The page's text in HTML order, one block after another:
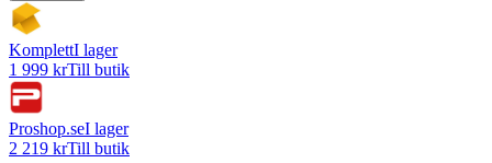
KomplettI lager
1 999 krTill butik
Proshop.seI lager
2 219 krTill butik